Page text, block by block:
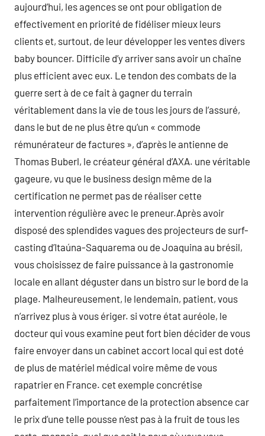
aujourd’hui, les agences se ont pour obligation de
effectivement en priorité de fidéliser mieux leurs
clients et, surtout, de leur développer les ventes divers
baby bouncer. Difficile d’y arriver sans avoir un chaîne
plus efficient avec eux. Le tendon des combats de la
guerre sert à de ce fait à gagner du terrain
véritablement dans la vie de tous les jours de l’assuré,
dans le but de ne plus être qu’un « commode
rémunérateur de factures », d’après le antienne de
Thomas Buberl, le créateur général d’AXA. une véritable
gageure, vu que le business design même de la
certification ne permet pas de réaliser cette
intervention régulière avec le preneur.Après avoir
disposé des splendides vagues des projecteurs de surf-
casting d’Itaúna-Saquarema ou de Joaquina au brésil,
vous choisissez de faire puissance à la gastronomie
locale en allant déguster dans un bistro sur le bord de la
plage. Malheureusement, le lendemain, patient, vous
n’arrivez plus à vous ériger. si votre état auréole, le
docteur qui vous examine peut fort bien décider de vous
faire envoyer dans un cabinet accort local qui est doté
de plus de matériel médical voire même de vous
rapatrier en France. cet exemple concrétise
parfaitement l’importance de la protection absence car
le prix d’une telle pousse n’est pas à la fruit de tous les